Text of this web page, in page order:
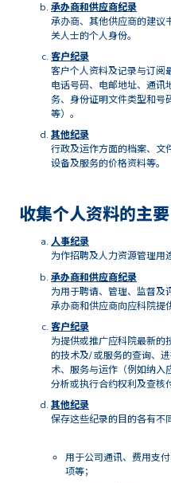
承办商和供应商纪录
承办商、其他供应商的建议
关人士的个人身份。
客户纪录
客户个人资料及记录与订阅
电话号码、电邮地址、通讯
务、身份证明文件类型和号
等）。
其他纪录
行政及运作方面的档案、文
设备及服务的价格资料等。
收集个人资料的主
人事纪录
为作招聘及人力资源管理用
承办商和供应商纪录
为用于聘请、管理、监督及
承办商和供应商向应科院提
客户纪录
为提供或推广应科院最新的
的技术及/ 或服务的查询、
术、服务与运作（例如纳入
分析或执行合约权利及查核
其他纪录
保存这些纪录的目的各有不
用于公司通讯、费用支
项等；